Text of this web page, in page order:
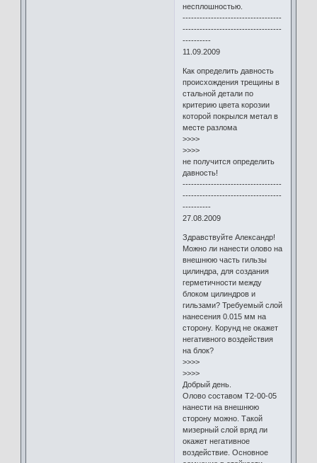
несплошностью.
-----------------------------------
-----------------------------------
----------
11.09.2009
Как определить давность
происхождения трещины в
стальной детали по
критерию цвета корозии
которой покрылся метал в
месте разлома
>>>>
>>>>
не получится определить
давность!
-----------------------------------
-----------------------------------
----------
27.08.2009
Здравствуйте Александр!
Можно ли нанести олово на
внешнюю часть гильзы
цилиндра, для создания
герметичности между
блоком цилиндров и
гильзами? Требуемый слой
нанесения 0.015 мм на
сторону. Корунд не окажет
негативного воздействия
на блок?
>>>>
>>>>
Добрый день.
Олово составом Т2-00-05
нанести на внешнюю
сторону можно. Такой
мизерный слой вряд ли
окажет негативное
воздействие. Основное